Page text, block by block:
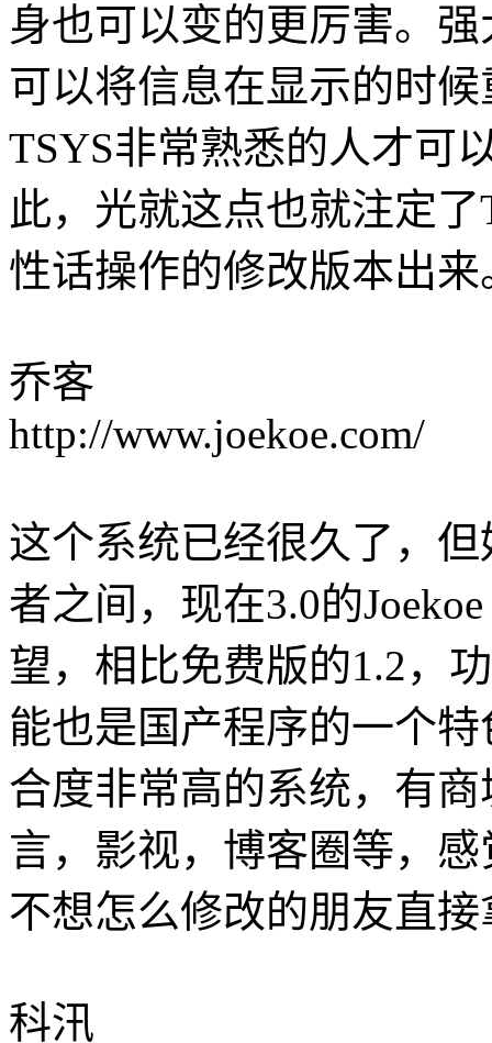
身也可以变的更厉害。
可以将信息在显示的时
TSYS非常熟悉的人才可
此，光就这点也就注定
性话操作的修改版本出来
乔客
http://www.joekoe.com/
这个系统已经很久了，
者之间，现在3.0的
望，相比免费版的1.2，
能也是国产程序的一个
合度非常高的系统，有
言，影视，博客圈等，
不想怎么修改的朋友直
科汛